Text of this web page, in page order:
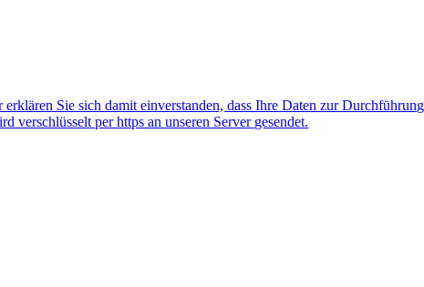
Sie sich damit einverstanden, dass Ihre Daten zur
verschlüsselt per https an unseren Server gesendet.